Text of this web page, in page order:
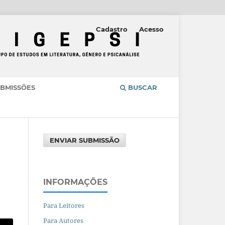
BUSCAR
Cadastro Acesso
ENVIAR SUBMISSÃO
INFORMAÇÕES
Para Leitores
Para Autores